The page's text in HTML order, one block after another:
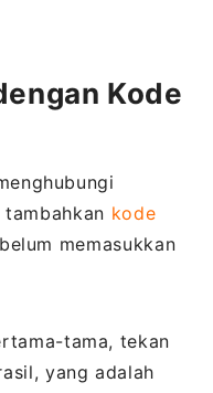
Kode
kode
memasukkan
tama, tekan
yang adalah